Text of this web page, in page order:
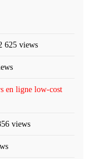
625 views
en ligne low-cost
views